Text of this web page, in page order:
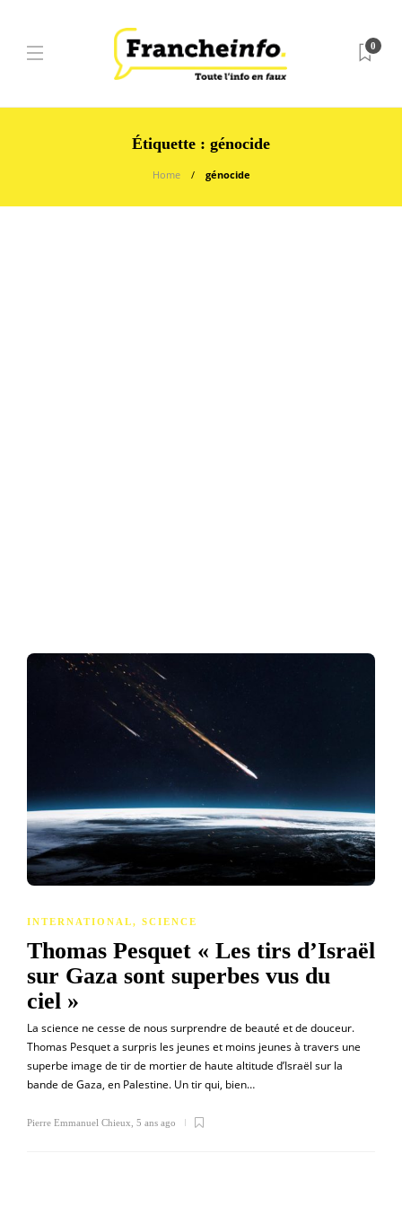
0
Étiquette : génocide
Home génocide
INTERNATIONAL, SCIENCE
Thomas Pesquet « Les tirs d’Israël
sur Gaza sont superbes vus du
ciel »
La science ne cesse de nous surprendre de beauté et de douceur.
Thomas Pesquet a surpris les jeunes et moins jeunes à travers une
superbe image de tir de mortier de haute altitude d’Israël sur la
bande de Gaza, en Palestine. Un tir qui, bien…
Pierre Emmanuel Chieux 5 ans ago